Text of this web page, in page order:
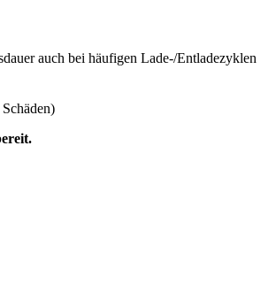
auch bei häufigen Lade-/Entladezyklen